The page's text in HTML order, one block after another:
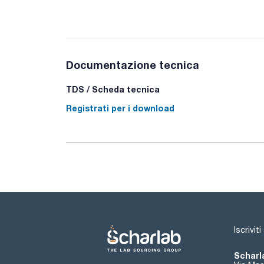
Documentazione tecnica
TDS / Scheda tecnica
Registrati per i download